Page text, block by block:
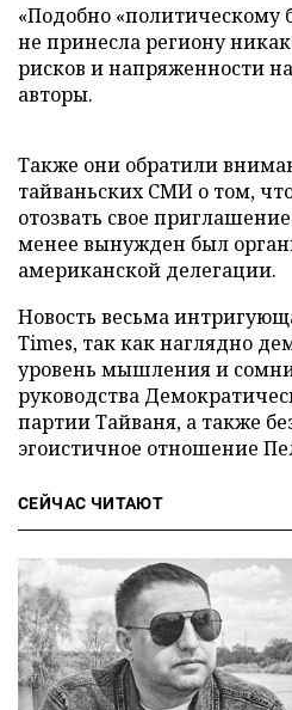
«Подобно «политическому
не принесла региону
рисков и напряженности
авторы.
Также они обратили
тайваньских СМИ о том,
отозвать свое
менее вынужден был
американской делегации.
Новость весьма
Times, так как наглядно
уровень мышления и
руководства
партии Тайваня, а также
эгоистичное отношение
СЕЙЧАС ЧИТАЮТ